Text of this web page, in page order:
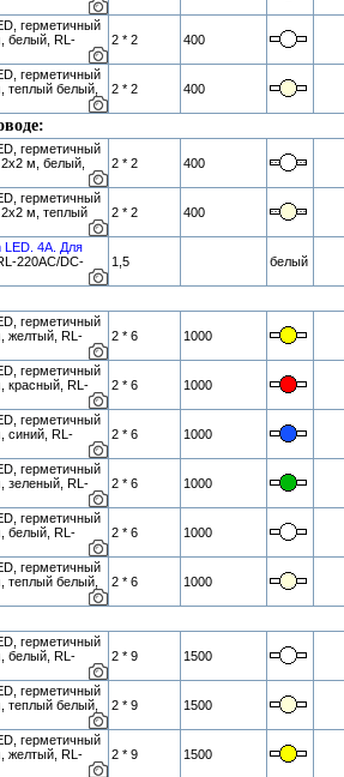
герметичный
белый, RL-
2 * 2 400
герметичный
теплый белый,
2 * 2 400
герметичный
м, белый,
2 * 2 400
герметичный
2х2 м, теплый
2 * 2 400
LED. 4А. Для
220AC/DC-
1,5 белый
герметичный
желтый, RL-
2 * 6 1000
герметичный
красный, RL-
2 * 6 1000
герметичный
синий, RL-
2 * 6 1000
герметичный
зеленый, RL-
2 * 6 1000
герметичный
белый, RL-
2 * 6 1000
герметичный
теплый белый,
2 * 6 1000
герметичный
белый, RL-
2 * 9 1500
герметичный
теплый белый,
2 * 9 1500
герметичный
желтый, RL-
2 * 9 1500